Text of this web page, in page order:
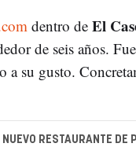
dentro deEl
de seis años.
su gusto.
NUEVO RESTAURANTE DE